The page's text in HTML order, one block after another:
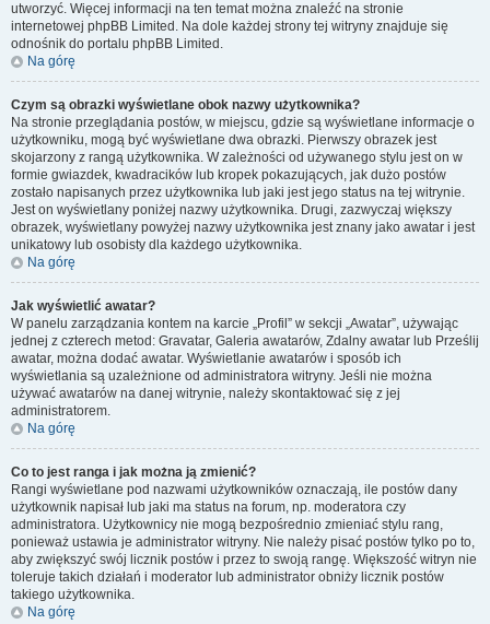
utworzyć. Więcej informacji na ten temat można znaleźć na stronie
internetowej phpBB Limited. Na dole każdej strony tej witryny znajduje się
odnośnik do portalu phpBB Limited.
Na górę
Czym są obrazki wyświetlane obok nazwy użytkownika?
Na stronie przeglądania postów, w miejscu, gdzie są wyświetlane informacje o
użytkowniku, mogą być wyświetlane dwa obrazki. Pierwszy obrazek jest
skojarzony z rangą użytkownika. W zależności od używanego stylu jest on w
formie gwiazdek, kwadracików lub kropek pokazujących, jak dużo postów
zostało napisanych przez użytkownika lub jaki jest jego status na tej witrynie.
Jest on wyświetlany poniżej nazwy użytkownika. Drugi, zazwyczaj większy
obrazek, wyświetlany powyżej nazwy użytkownika jest znany jako awatar i jest
unikatowy lub osobisty dla każdego użytkownika.
Na górę
Jak wyświetlić awatar?
W panelu zarządzania kontem na karcie „Profil” w sekcji „Awatar”, używając
jednej z czterech metod: Gravatar, Galeria awatarów, Zdalny awatar lub Prześlij
awatar, można dodać awatar. Wyświetlanie awatarów i sposób ich
wyświetlania są uzależnione od administratora witryny. Jeśli nie można
używać awatarów na danej witrynie, należy skontaktować się z jej
administratorem.
Na górę
Co to jest ranga i jak można ją zmienić?
Rangi wyświetlane pod nazwami użytkowników oznaczają, ile postów dany
użytkownik napisał lub jaki ma status na forum, np. moderatora czy
administratora. Użytkownicy nie mogą bezpośrednio zmieniać stylu rang,
ponieważ ustawia je administrator witryny. Nie należy pisać postów tylko po to,
aby zwiększyć swój licznik postów i przez to swoją rangę. Większość witryn nie
toleruje takich działań i moderator lub administrator obniży licznik postów
takiego użytkownika.
Na górę